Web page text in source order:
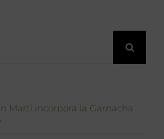
Martí incorpora la Garnacha